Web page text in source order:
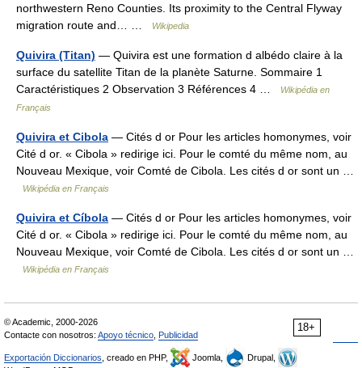
northwestern Reno Counties. Its proximity to the Central Flyway
migration route and… …
Wikipedia
Quivira (Titan) — Quivira est une formation d albédo claire à la
surface du satellite Titan de la planète Saturne. Sommaire 1
Caractéristiques 2 Observation 3 Références 4 …
Wikipédia en
Français
Quivira et Cibola — Cités d or Pour les articles homonymes, voir
Cité d or. « Cibola » redirige ici. Pour le comté du même nom, au
Nouveau Mexique, voir Comté de Cibola. Les cités d or sont un …
Wikipédia en Français
Quivira et Cíbola — Cités d or Pour les articles homonymes, voir
Cité d or. « Cibola » redirige ici. Pour le comté du même nom, au
Nouveau Mexique, voir Comté de Cibola. Les cités d or sont un …
Wikipédia en Français
18+
© Academic, 2000-2026
Contacte con nosotros: Apoyo técnico Publicidad
Exportación Diccionarios , creado en PHP, Joomla,
Drupal,